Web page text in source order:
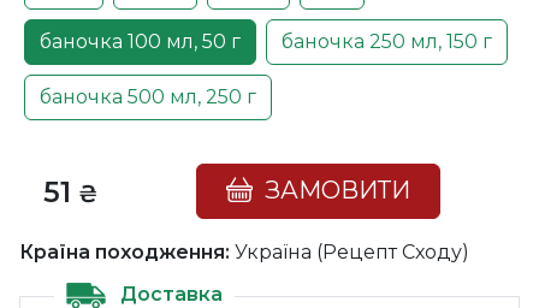
баночка 100 мл, 50 г баночка 250 мл, 150 г
баночка 500 мл, 250 г
51 ₴ ЗАМОВИТИ
Країна походження: Україна (Рецепт Сходу)
Доставка